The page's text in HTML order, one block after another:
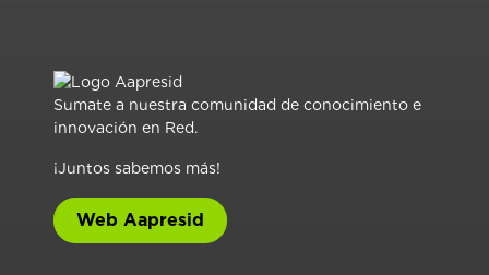
Sumate a nuestra comunidad de conocimiento e
innovación en Red.
¡Juntos sabemos más!
Web Aapresid